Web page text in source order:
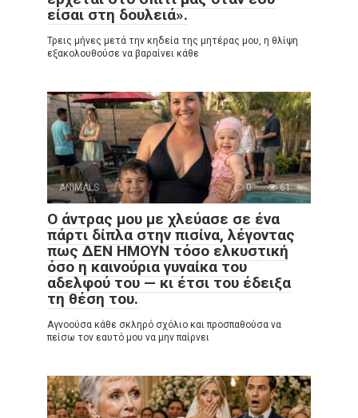
είσαι στη δουλειά».
Τρεις μήνες μετά την κηδεία της μητέρας μου, η θλίψη
εξακολουθούσε να βαραίνει κάθε
ANIMALS 0 61
Ο άντρας μου με χλεύασε σε ένα
πάρτι δίπλα στην πισίνα, λέγοντας
πως ΔΕΝ ΗΜΟΥΝ τόσο ελκυστική
όσο η καινούρια γυναίκα του
αδελφού του — κι έτσι του έδειξα
τη θέση του.
Αγνοούσα κάθε σκληρό σχόλιο και προσπαθούσα να
πείσω τον εαυτό μου να μην παίρνει